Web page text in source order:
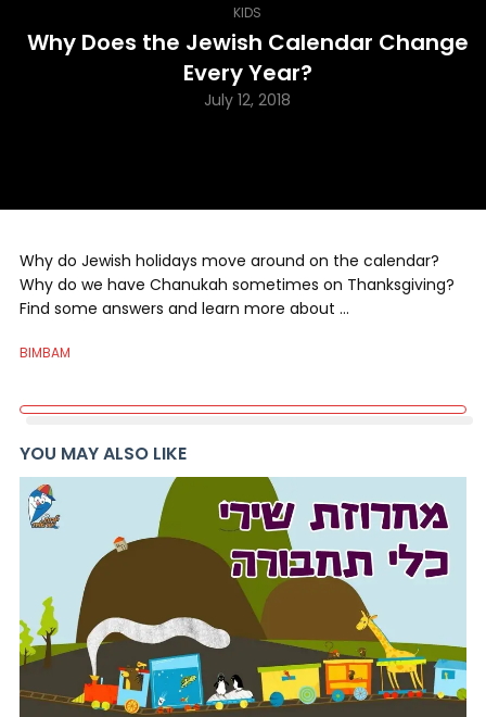
KIDS
Why Does the Jewish Calendar Change
Every Year?
July 12, 2018
Why do Jewish holidays move around on the calendar?
Why do we have Chanukah sometimes on Thanksgiving?
Find some answers and learn more about …
BIMBAM
YOU MAY ALSO LIKE